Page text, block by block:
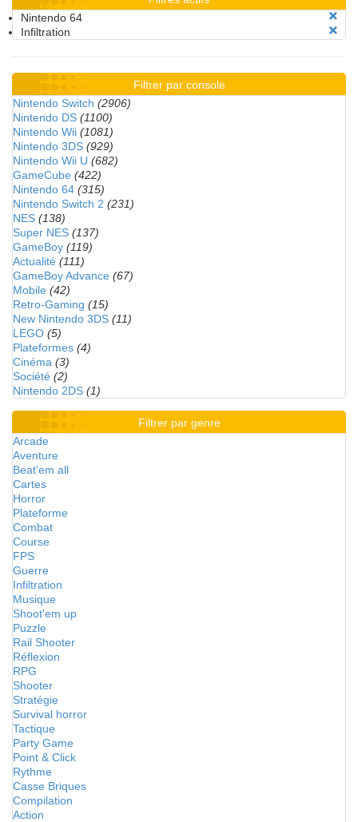
Nintendo 64
Infiltration
Filtrer par console
Nintendo Switch (2906)
Nintendo DS (1100)
Nintendo Wii (1081)
Nintendo 3DS (929)
Nintendo Wii U (682)
GameCube (422)
Nintendo 64 (315)
Nintendo Switch 2 (231)
NES (138)
Super NES (137)
GameBoy (119)
Actualité (111)
GameBoy Advance (67)
Mobile (42)
Retro-Gaming (15)
New Nintendo 3DS (11)
LEGO (5)
Plateformes (4)
Cinéma (3)
Société (2)
Nintendo 2DS (1)
Filtrer par genre
Arcade
Aventure
Beat'em all
Cartes
Horror
Plateforme
Combat
Course
FPS
Guerre
Infiltration
Musique
Shoot'em up
Puzzle
Rail Shooter
Réflexion
RPG
Shooter
Stratégie
Survival horror
Tactique
Party Game
Point & Click
Rythme
Casse Briques
Compilation
Action